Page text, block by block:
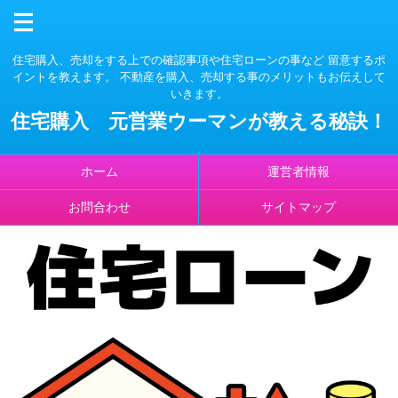
住宅購入、売却をする上での確認事項や住宅ローンの事など 留意するポ
イントを教えます。 不動産を購入、売却する事のメリットもお伝えして
いきます。
住宅購入 元営業ウーマンが教える秘訣！
ホーム 運営者情報
お問合わせ サイトマップ